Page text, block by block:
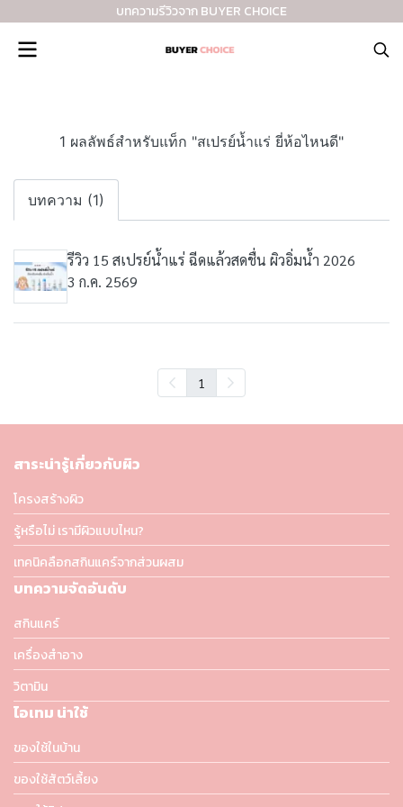
บทความรีวิวจาก BUYER CHOICE
1 ผลลัพธ์สำหรับแท็ก "สเปรย์น้ำแร่ ยี่ห้อไหนดี"
บทความ (1)
รีวิว 15 สเปรย์น้ำแร่ ฉีดแล้วสดชื่น ผิวอิ่มน้ำ 2026
3 ก.ค. 2569
1
สาระน่ารู้เกี่ยวกับผิว
โครงสร้างผิว
รู้หรือไม่ เรามีผิวแบบไหน?
เทคนิคลือกสกินแคร์จากส่วนผสม
บทความจัดอันดับ
สกินแคร์
เครื่องสำอาง
วิตามิน
ไอเทม น่าใช้
ของใช้ในบ้าน
ของใช้สัตว์เลี้ยง